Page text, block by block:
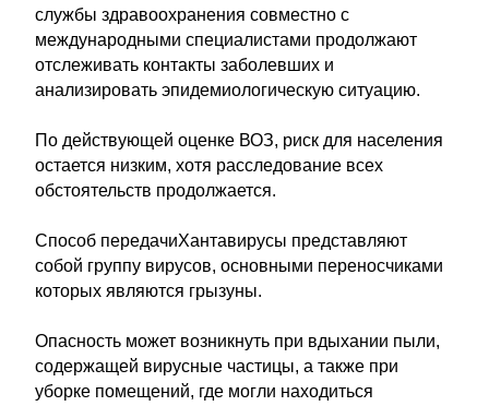
службы здравоохранения совместно с
международными специалистами продолжают
отслеживать контакты заболевших и
анализировать эпидемиологическую ситуацию.
По действующей оценке ВОЗ, риск для населения
остается низким, хотя расследование всех
обстоятельств продолжается.
Способ передачиХантавирусы представляют
собой группу вирусов, основными переносчиками
которых являются грызуны.
Опасность может возникнуть при вдыхании пыли,
содержащей вирусные частицы, а также при
уборке помещений, где могли находиться